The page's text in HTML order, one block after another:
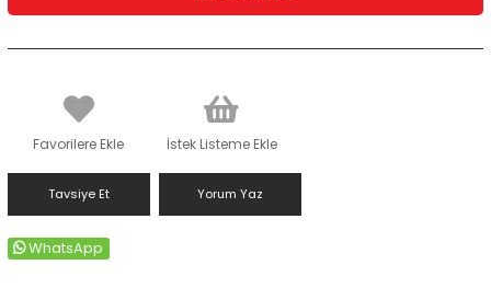
Favorilere Ekle İstek Listeme Ekle
Tavsiye Et Yorum Yaz
WhatsApp